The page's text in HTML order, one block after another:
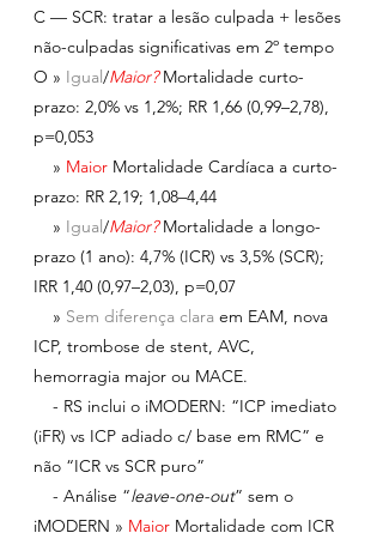
C — SCR: tratar a lesão culpada + lesões
não-culpadas significativas em 2º tempo
O » Igual/Maior? Mortalidade curto-
prazo: 2,0% vs 1,2%; RR 1,66 (0,99–2,78),
p=0,053
» Maior Mortalidade Cardíaca a curto-
prazo: RR 2,19; 1,08–4,44
» Igual/Maior? Mortalidade a longo-
prazo (1 ano): 4,7% (ICR) vs 3,5% (SCR);
IRR 1,40 (0,97–2,03), p=0,07
» Sem diferença clara em EAM, nova
ICP, trombose de stent, AVC,
hemorragia major ou MACE.
- RS inclui o iMODERN: “ICP imediato
(iFR) vs ICP adiado c/ base em RMC” e
não “ICR vs SCR puro”
- Análise “leave-one-out” sem o
iMODERN » Maior Mortalidade com ICR